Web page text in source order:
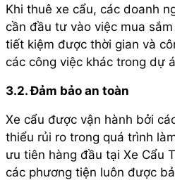
Khi thuê xe cẩu, các doanh
cần đầu tư vào việc mua
tiết kiệm được thời gian và
các công việc khác trong dự
3.2. Đảm bảo an toàn
Xe cẩu được vận hành bởi
thiểu rủi ro trong quá trình
ưu tiên hàng đầu tại Xe Cẩu
các phương tiện luôn được